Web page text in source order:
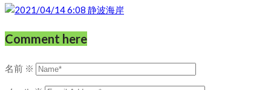
Comment here
名前 ※